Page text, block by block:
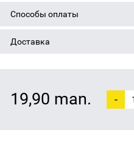
Способы оплаты
Доставка
19,90 man. -